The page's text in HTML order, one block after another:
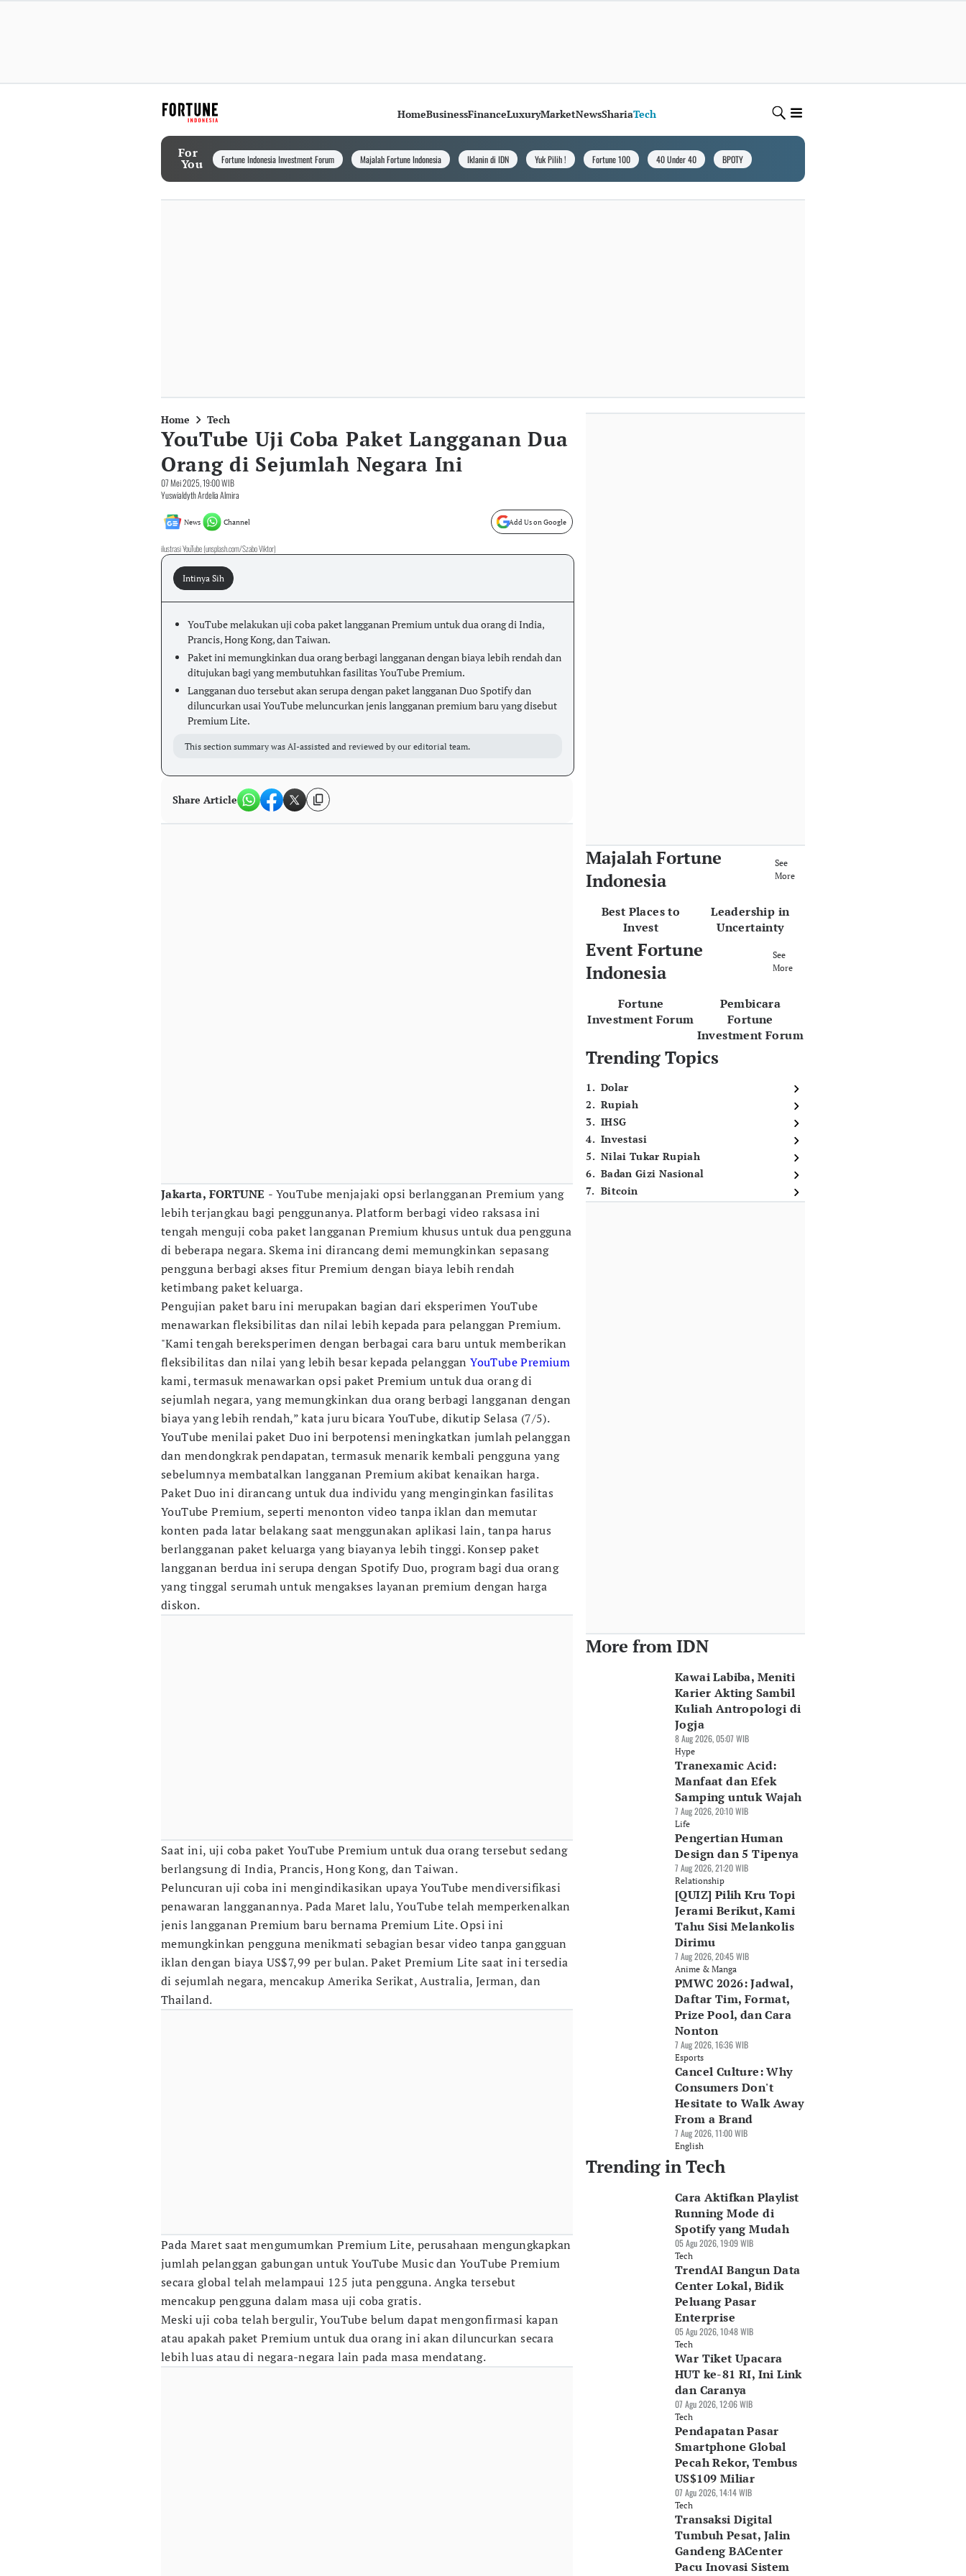
HomeBusinessFinanceLuxuryMarketNewsShariaTech
For
You Fortune Indonesia Investment Forum Majalah Fortune Indonesia Iklanin di IDN Yuk Pilih ! Fortune 100 40 Under 40 BPOTY
Home Tech
YouTube Uji Coba Paket Langganan Dua
Orang di Sejumlah Negara Ini
07 Mei 2025, 19:00 WIB
Yuswialdyth Ardelia Almira
News Channel Add Us on Google
ilustrasi YouTube (unsplash.com/Szabo Viktor)
Intinya Sih
YouTube melakukan uji coba paket langganan Premium untuk dua orang di India,
Prancis, Hong Kong, dan Taiwan.
Paket ini memungkinkan dua orang berbagi langganan dengan biaya lebih rendah dan
ditujukan bagi yang membutuhkan fasilitas YouTube Premium.
Langganan duo tersebut akan serupa dengan paket langganan Duo Spotify dan
diluncurkan usai YouTube meluncurkan jenis langganan premium baru yang disebut
Premium Lite.
This section summary was AI-assisted and reviewed by our editorial team.
Share Article
Jakarta, FORTUNE - YouTube menjajaki opsi berlangganan Premium yang
lebih terjangkau bagi penggunanya. Platform berbagi video raksasa ini
tengah menguji coba paket langganan Premium khusus untuk dua pengguna
di beberapa negara. Skema ini dirancang demi memungkinkan sepasang
pengguna berbagi akses fitur Premium dengan biaya lebih rendah
ketimbang paket keluarga.
Pengujian paket baru ini merupakan bagian dari eksperimen YouTube
menawarkan fleksibilitas dan nilai lebih kepada para pelanggan Premium.
"Kami tengah bereksperimen dengan berbagai cara baru untuk memberikan
fleksibilitas dan nilai yang lebih besar kepada pelangganYouTube Premium
kami, termasuk menawarkan opsi paket Premium untuk dua orang di
sejumlah negara, yang memungkinkan dua orang berbagi langganan dengan
biaya yang lebih rendah,” kata juru bicara YouTube, dikutip Selasa (7/5).
YouTube menilai paket Duo ini berpotensi meningkatkan jumlah pelanggan
dan mendongkrak pendapatan, termasuk menarik kembali pengguna yang
sebelumnya membatalkan langganan Premium akibat kenaikan harga.
Paket Duo ini dirancang untuk dua individu yang menginginkan fasilitas
YouTube Premium, seperti menonton video tanpa iklan dan memutar
konten pada latar belakang saat menggunakan aplikasi lain, tanpa harus
berlangganan paket keluarga yang biayanya lebih tinggi. Konsep paket
langganan berdua ini serupa dengan Spotify Duo, program bagi dua orang
yang tinggal serumah untuk mengakses layanan premium dengan harga
diskon.
Saat ini, uji coba paket YouTube Premium untuk dua orang tersebut sedang
berlangsung di India, Prancis, Hong Kong, dan Taiwan.
Peluncuran uji coba ini mengindikasikan upaya YouTube mendiversifikasi
penawaran langganannya. Pada Maret lalu, YouTube telah memperkenalkan
jenis langganan Premium baru bernama Premium Lite. Opsi ini
memungkinkan pengguna menikmati sebagian besar video tanpa gangguan
iklan dengan biaya US$7,99 per bulan. Paket Premium Lite saat ini tersedia
di sejumlah negara, mencakup Amerika Serikat, Australia, Jerman, dan
Thailand.
Pada Maret saat mengumumkan Premium Lite, perusahaan mengungkapkan
jumlah pelanggan gabungan untuk YouTube Music dan YouTube Premium
secara global telah melampaui 125 juta pengguna. Angka tersebut
mencakup pengguna dalam masa uji coba gratis.
Meski uji coba telah bergulir, YouTube belum dapat mengonfirmasi kapan
atau apakah paket Premium untuk dua orang ini akan diluncurkan secara
lebih luas atau di negara-negara lain pada masa mendatang.
Majalah Fortune
Indonesia
See
More
Best Places to
Invest
Leadership in
Uncertainty
Event Fortune
Indonesia
See
More
Fortune
Investment Forum
Pembicara
Fortune
Investment Forum
Trending Topics
1. Dolar
2. Rupiah
3. IHSG
4. Investasi
5. Nilai Tukar Rupiah
6. Badan Gizi Nasional
7. Bitcoin
More from IDN
Kawai Labiba, Meniti
Karier Akting Sambil
Kuliah Antropologi di
Jogja
8 Aug 2026, 05:07 WIB
Hype
Tranexamic Acid:
Manfaat dan Efek
Samping untuk Wajah
7 Aug 2026, 20:10 WIB
Life
Pengertian Human
Design dan 5 Tipenya
7 Aug 2026, 21:20 WIB
Relationship
[QUIZ] Pilih Kru Topi
Jerami Berikut, Kami
Tahu Sisi Melankolis
Dirimu
7 Aug 2026, 20:45 WIB
Anime & Manga
PMWC 2026: Jadwal,
Daftar Tim, Format,
Prize Pool, dan Cara
Nonton
7 Aug 2026, 16:36 WIB
Esports
Cancel Culture: Why
Consumers Don't
Hesitate to Walk Away
From a Brand
7 Aug 2026, 11:00 WIB
English
Trending in Tech
Cara Aktifkan Playlist
Running Mode di
Spotify yang Mudah
05 Agu 2026, 19:09 WIB
Tech
TrendAI Bangun Data
Center Lokal, Bidik
Peluang Pasar
Enterprise
05 Agu 2026, 10:48 WIB
Tech
War Tiket Upacara
HUT ke-81 RI, Ini Link
dan Caranya
07 Agu 2026, 12:06 WIB
Tech
Pendapatan Pasar
Smartphone Global
Pecah Rekor, Tembus
US$109 Miliar
07 Agu 2026, 14:14 WIB
Tech
Transaksi Digital
Tumbuh Pesat, Jalin
Gandeng BACenter
Pacu Inovasi Sistem